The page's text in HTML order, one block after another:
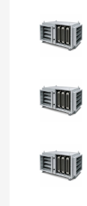
Ứng dụng
Hộp lọc khung
Hệ thống
Nhà máy
Tòa nhà
Khu vực